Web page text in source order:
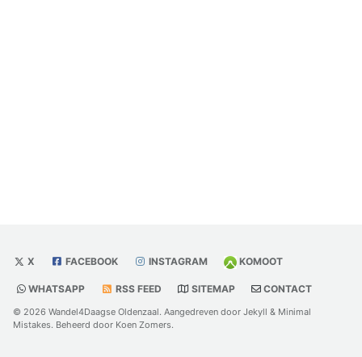
X FACEBOOK INSTAGRAM KOMOOT
WHATSAPP RSS FEED SITEMAP CONTACT
© 2026 Wandel4Daagse Oldenzaal. Aangedreven door Jekyll & Minimal
Mistakes. Beheerd door Koen Zomers.